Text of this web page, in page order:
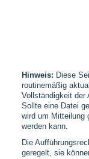
Hinweis: Diese
routinemäßig
Vollständigkeit der
Sollte eine Datei
wird um Mitteilung
werden kann.
Die
geregelt, sie